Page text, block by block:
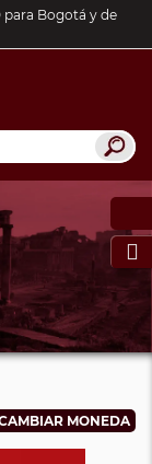
para Bogotá y de
